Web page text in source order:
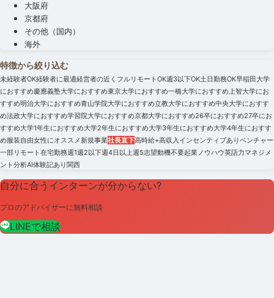
大阪府
京都府
その他（国内）
海外
特徴から絞り込む
未経験者OK経験者に最適経営者の近く フルリモートOK週3以下OK土日勤務OK早稲田大学
におすすめ慶應義塾大学におすすめ東京大学におすすめ一橋大学におすすめ上智大学にお
すすめ明治大学におすすめ青山学院大学におすすめ立教大学におすすめ中央大学におすす
め法政大学におすすめ学習院大学におすすめ京都大学におすすめ26卒におすすめ27卒にお
すすめ大学1年生におすすめ大学2年生におすすめ大学3年生におすすめ大学4年生におすす
め服装自由女性にオススメ新規事業社長直下高時給+高収入 インセンティブありベンチャー
一部リモート在宅勤務週1週2以下週4日以上週5志望動機不要起業ノウハウ英語力マネジメ
ント分析AI体験記あり関西
自分に合うインターンが分からない?
プロのアドバイザーに無料相談
LINEで相談